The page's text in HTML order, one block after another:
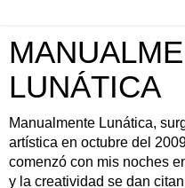
LUNÁTICA
Manualmente Lunática,
artística en octubre del
comenzó con mis noches
y la creatividad se dan